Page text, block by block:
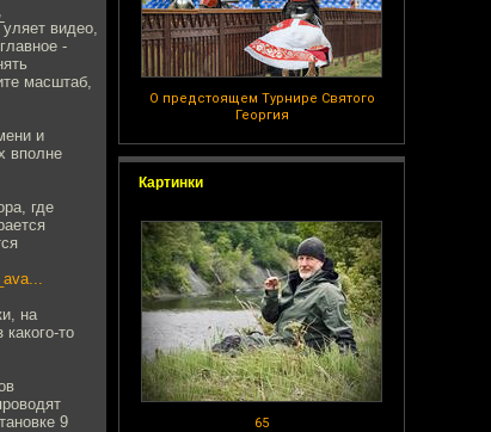
О предстоящем Турнире Святого
Георгия
Картинки
65
видео,
-
масштаб,
и
вполне
где
на
то
9